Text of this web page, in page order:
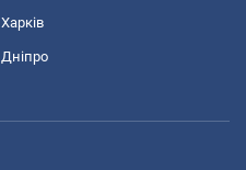
Харків
Дніпро